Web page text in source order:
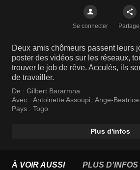
Se connecter
Deux amis chômeurs passent leurs
poster des vidéos sur les réseaux,
trouver le job de rêve. Acculés, ils
de travailler.
De : Gilbert Bararmna
Avec : Antoinette Assoupi, Ange-
Gentil Houndenou
Pays : Togo
Plus d'infos
À VOIR AUSSI PLUS D'INFOS